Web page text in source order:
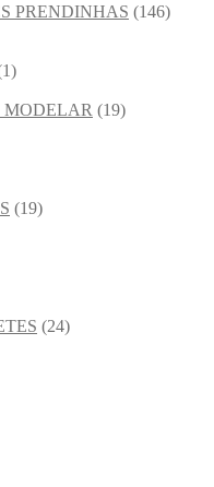
PRENDINHAS (146)
MODELAR (19)
(19)
(24)